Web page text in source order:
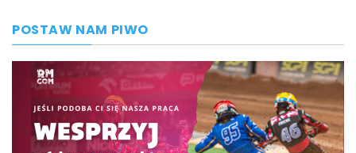
POSTAW NAM PIWO